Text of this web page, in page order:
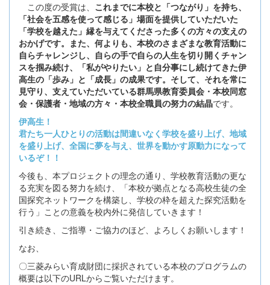
この度の受賞は、 これまでに本校と「つながり」を持ち、
「社会を五感を使って感じる」場面を提供していただいた
「学校を越えた」縁を与えてくださった多くの方々の支えの
おかげです。また、何よりも、本校のさまざまな教育活動に
自らチャレンジし、自らの手で自らの人生を切り開くチャン
スを掴み続け、「私がやりたい」と自分事にし続けてきた伊
高生の「歩み」と「成長」の成果です。そして、それを常に
見守り、支えていただいている群馬県教育委員会・本校同窓
会・保護者・地域の方々・本校全職員の努力の結晶です。
伊高生！
君たち一人ひとりの活動は間違いなく学校を盛り上げ、地域
を盛り上げ、全国に夢を与え、世界を動かす原動力になって
いるぞ！！
今後も、本プロジェクトの理念の通り、学校教育活動の更な
る充実を図る努力を続け、「本校が拠点となる高校生徒の全
国探究ネットワークを構築し、学校の枠を超えた探究活動を
行う」ことの意義を校内外に発信していきます！
引き続き、ご指導・ご協力のほど、よろしくお願いします！
なお、
〇三菱みらい育成財団に採択されている本校のプログラムの
概要は以下のURLからご覧いただけます。